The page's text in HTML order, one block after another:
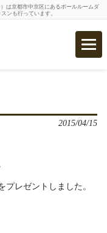
は京都市中京区にあるボールルームダ
ンも行っています。
2015/04/15
レゼントしました。